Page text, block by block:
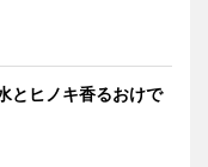
とヒノキ香るおけで